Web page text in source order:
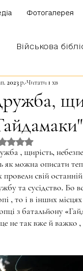
Фотогалерея
Військова
бійця Блог
2023 р. Читати 1 хв
Оцінка: NaN з 5
, щирість,
як можна описати
провели свій
та сусідство. Бо
, то і в інших
з батальйону
не так вже й важко